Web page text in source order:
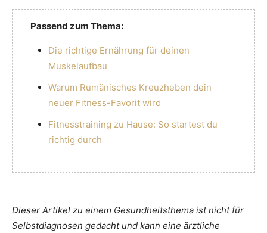
Passend zum Thema:
Die richtige Ernährung für deinen
Muskelaufbau
Warum Rumänisches Kreuzheben dein
neuer Fitness-Favorit wird
Fitnesstraining zu Hause: So startest du
richtig durch
Dieser Artikel zu einem Gesundheitsthema ist nicht für
Selbstdiagnosen gedacht und kann eine ärztliche